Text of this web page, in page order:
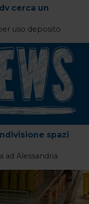
cerca un
uso deposito
spazi
Alessandria